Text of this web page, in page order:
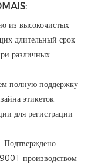
из высокочистых
длительный срок
различных
полную поддержку
этикеток,
для регистрации
: Подтверждено
производством